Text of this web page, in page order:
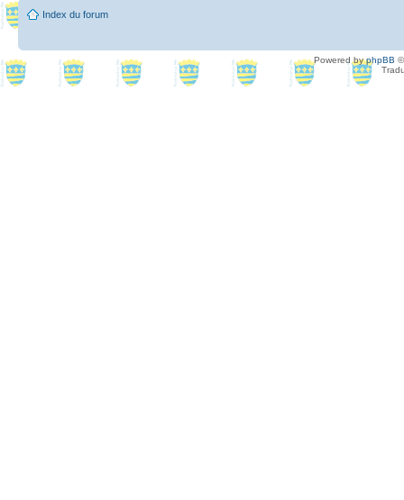
Index du forum
Powered byphpBB